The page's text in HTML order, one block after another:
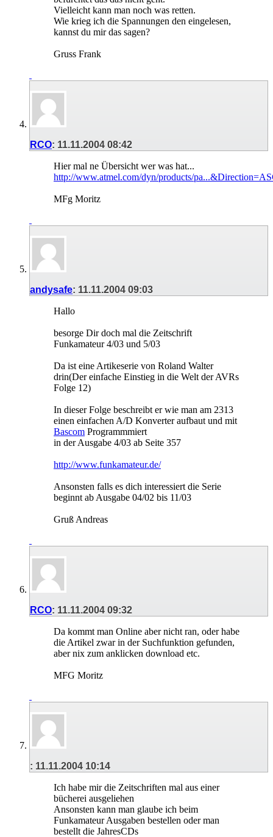
Vielleicht kann man noch was retten.
Wie krieg ich die Spannungen den eingelesen,
kannst du mir das sagen?
Gruss Frank
RCO: 11.11.2004 08:42
Hier mal ne Übersicht wer was hat...
http://www.atmel.com/dyn/products/
MFg Moritz
andysafe: 11.11.2004 09:03
Hallo
besorge Dir doch mal die Zeitschrift
Funkamateur 4/03 und 5/03
Da ist eine Artikeserie von Roland Walter
drin(Der einfache Einstieg in die Welt der AVRs
Folge 12)
In dieser Folge beschreibt er wie man am 2313
einen einfachen A/D Konverter aufbaut und mit
Bascom Programmmiert
in der Ausgabe 4/03 ab Seite 357
http://www.funkamateur.de/
Ansonsten falls es dich interessiert die Serie
beginnt ab Ausgabe 04/02 bis 11/03
Gruß Andreas
RCO: 11.11.2004 09:32
Da kommt man Online aber nicht ran, oder habe
die Artikel zwar in der Suchfunktion gefunden,
aber nix zum anklicken download etc.
MFG Moritz
: 11.11.2004 10:14
Ich habe mir die Zeitschriften mal aus einer
bücherei ausgeliehen
Ansonsten kann man glaube ich beim
Funkamateur Ausgaben bestellen oder man
bestellt die JahresCDs